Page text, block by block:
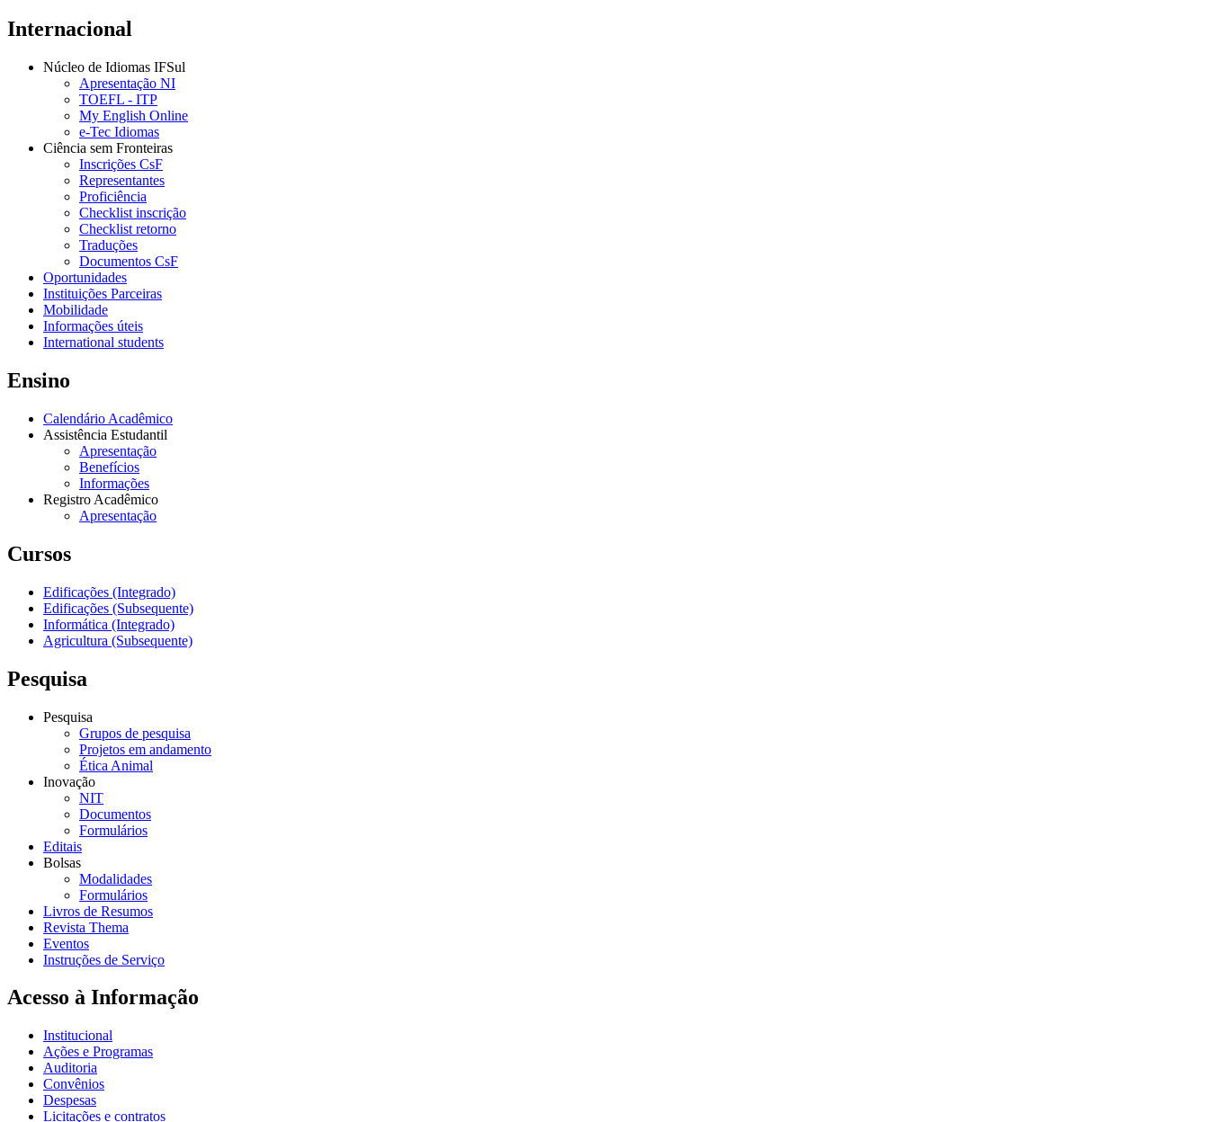
Internacional
Núcleo de Idiomas IFSul
Apresentação NI
TOEFL - ITP
My English Online
e-Tec Idiomas
Ciência sem Fronteiras
Inscrições CsF
Representantes
Proficiência
Checklist inscrição
Checklist retorno
Traduções
Documentos CsF
Oportunidades
Instituições Parceiras
Mobilidade
Informações úteis
International students
Ensino
Calendário Acadêmico
Assistência Estudantil
Apresentação
Benefícios
Informações
Registro Acadêmico
Apresentação
Cursos
Edificações (Integrado)
Edificações (Subsequente)
Informática (Integrado)
Agricultura (Subsequente)
Pesquisa
Pesquisa
Grupos de pesquisa
Projetos em andamento
Ética Animal
Inovação
NIT
Documentos
Formulários
Editais
Bolsas
Modalidades
Formulários
Livros de Resumos
Revista Thema
Eventos
Instruções de Serviço
Acesso à Informação
Institucional
Ações e Programas
Auditoria
Convênios
Despesas
Licitações e contratos